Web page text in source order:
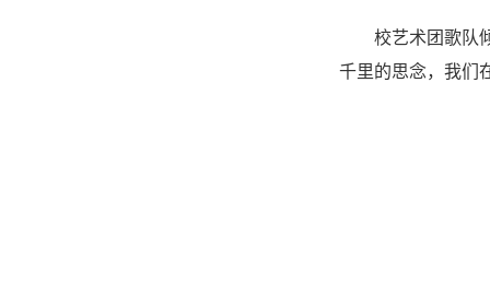
校艺术团歌队
千里的思念，我们